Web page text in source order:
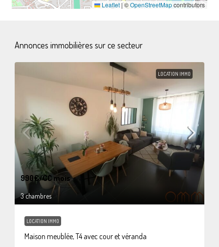
Leaflet |©OpenStreetMapcontributors
Annonces immobilières sur ce secteur
LOCATION IMMO
990€/CC mois
3 chambres
LOCATION IMMO
Maison meublée, T4 avec cour et véranda